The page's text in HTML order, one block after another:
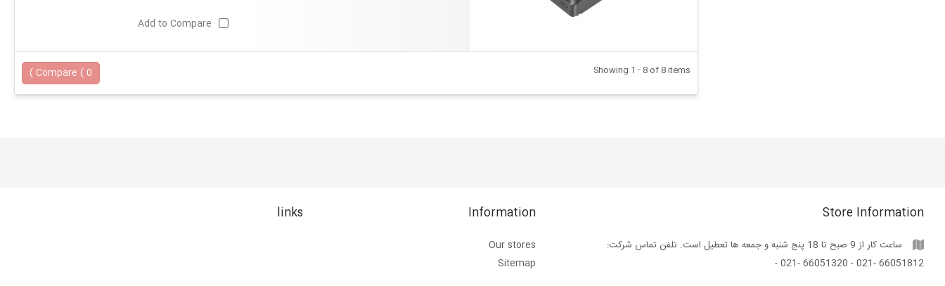
Add to Compare
Compare ( 0
) Showing 1 - 8 of 8 items
Store Information
ساعت کار از 9 صبح تا 18 پنج شنبه و جمعه ها تعطیل است. تلفن تماس شرکت:
66051812 -021 - 66051320 -021 -
Information
Our stores
Sitemap
links